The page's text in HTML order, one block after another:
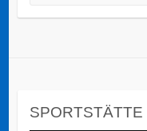
SPORTSTÄTTE